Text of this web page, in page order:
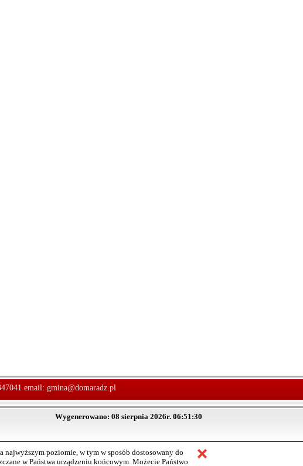
email: gmina@domaradz.pl
Wygenerowano: 08 sierpnia 2026r. 06:51:30
najwyższym poziomie, w tym w sposób dostosowany do
w Państwa urządzeniu końcowym. Możecie Państwo